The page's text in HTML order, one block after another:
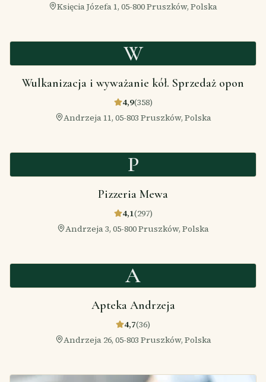
Księcia Józefa 1, 05-800 Pruszków, Polska
W
Wulkanizacja i wyważanie kół. Sprzedaż opon
4,9(358)
Andrzeja 11, 05-803 Pruszków, Polska
P
Pizzeria Mewa
4,1(297)
Andrzeja 3, 05-800 Pruszków, Polska
A
Apteka Andrzeja
4,7(36)
Andrzeja 26, 05-803 Pruszków, Polska